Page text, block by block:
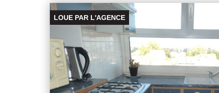
sur le site Géorisques : www.georisques.gouv.fr
LOUE PAR L'AGENCE